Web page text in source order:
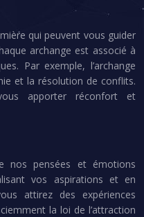
qui peuvent vous guider
archange est associé à
Par exemple, l’archange
et la résolution de conflits.
apporter réconfort et
nos pensées et émotions
vos aspirations et en
attirez des expériences
la loi de l’attraction